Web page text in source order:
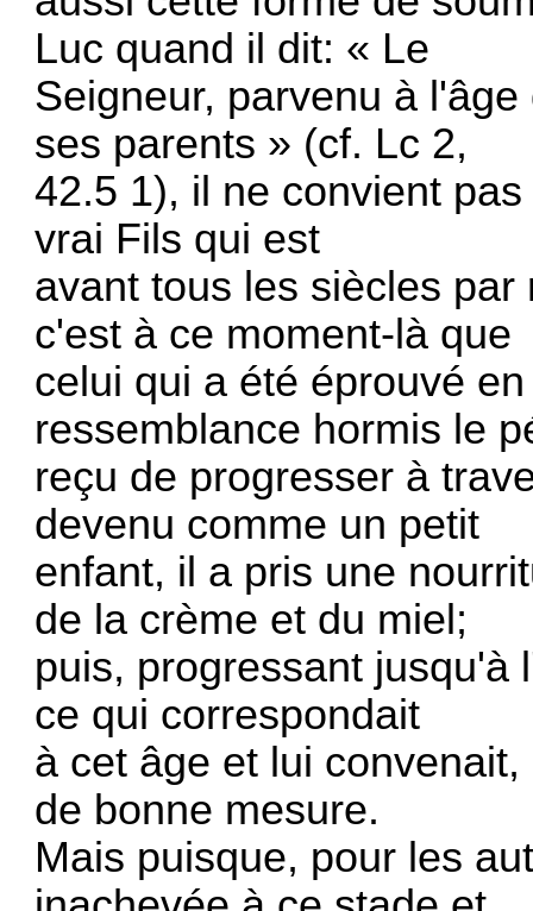
Luc quand il dit: « Le
Seigneur, parvenu à
ses parents » (cf. Lc 2,
42.5 1), il ne convient
vrai Fils qui est
avant tous les siècles
c'est à ce moment-là que
celui qui a été éprouvé
ressemblance hormis le
reçu de progresser à
devenu comme un petit
enfant, il a pris une
de la crème et du miel;
puis, progressant jusqu'à
ce qui correspondait
à cet âge et lui
de bonne mesure.
Mais puisque, pour les